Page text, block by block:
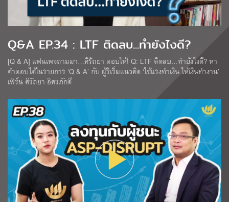
Q&A EP.34 : LTF ติดลบ...ทำยังไงดี?
[Q & A] แฟนเพจถามมา…ศิรัถยา ตอบให้! Q: LTF ติดลบ…ทำยังไงดี? หา
คำตอบได้ในรายการ ‘Q & A’ กับ ผู้ริเริ่มแนวคิด ‘ใช้แรงทำเงิน ให้เงินทำงาน’
เฟิร์น ศิรัถยา อิศรภักดี